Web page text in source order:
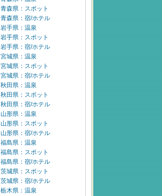
青森県：スポット
青森県：宿/ホテル
岩手県：温泉
岩手県：スポット
岩手県：宿/ホテル
宮城県：温泉
宮城県：スポット
宮城県：宿/ホテル
秋田県：温泉
秋田県：スポット
秋田県：宿/ホテル
山形県：温泉
山形県：スポット
山形県：宿/ホテル
福島県：温泉
福島県：スポット
福島県：宿/ホテル
茨城県：スポット
茨城県：宿/ホテル
栃木県：温泉